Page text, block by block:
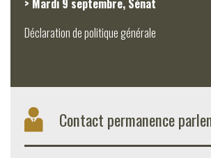
> Mardi 9 septembre, Sénat
Déclaration de politique générale
Contact permanence